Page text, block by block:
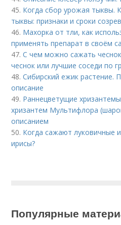
45. Когда сбор урожая тыквы.
тыквы: признаки и сроки
46. Махорка от тли, как
применять препарат в своём
47.С чем можно сажать
чеснок или лучшие соседи по
48.Сибирский ежик растение.
описание
49. Раннецветущие
хризантем Мультифлора
описанием
50. Когда сажают луковичные
ирисы?
Популярные